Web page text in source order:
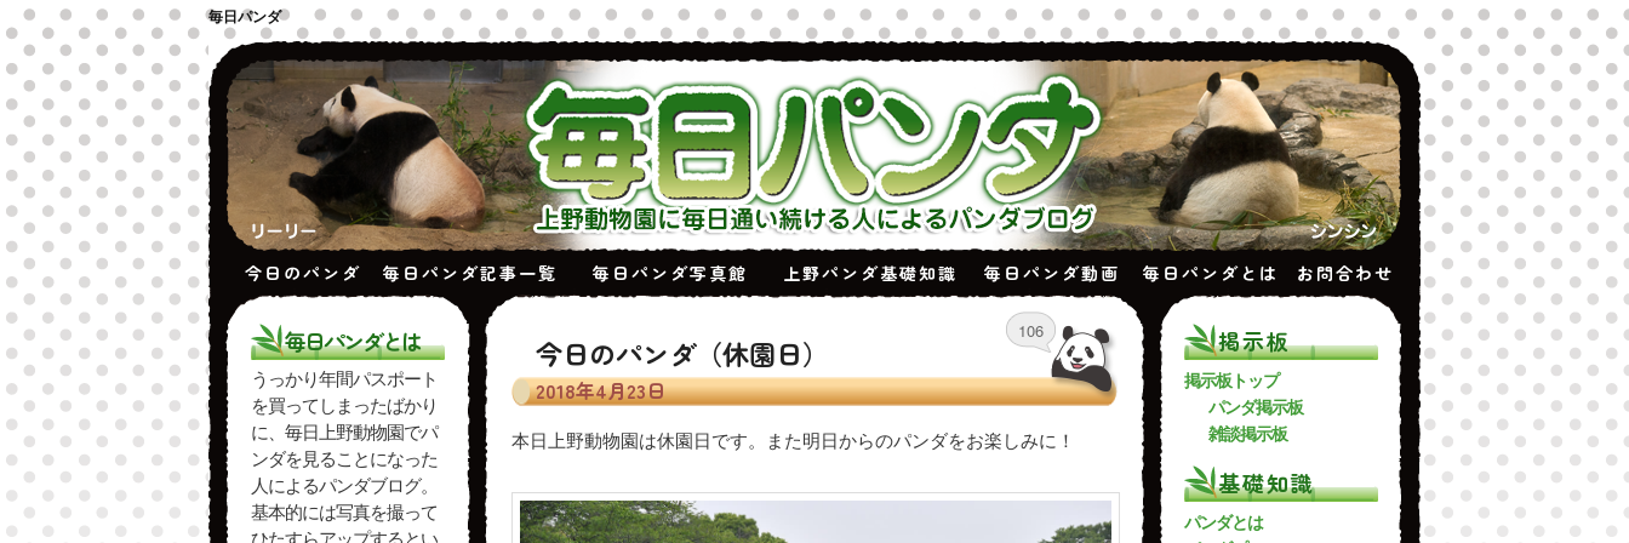
毎日パンダ
今日のパンダ 毎日パンダ記事一覧 毎日パンダ写真館 上野パンダ基礎知識 毎日パンダ動画 毎日パンダとは お問合わせ
毎日パンダとは
うっかり年間パスポート
を買ってしまったばかり
に、毎日上野動物園でパ
ンダを見ることになった
人によるパンダブログ。
基本的には写真を撮って
ひたすらアップするとい
今日のパンダ（休園日）
2018年4月23日
106
本日上野動物園は休園日です。また明日からのパンダをお楽しみに！
掲示板
掲示板トップ
パンダ掲示板
雑談掲示板
基礎知識
パンダとは